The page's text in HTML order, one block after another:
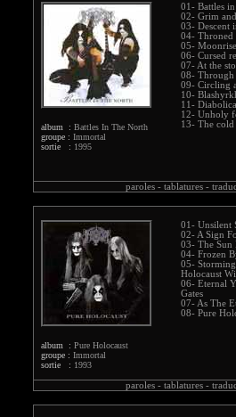
album : Battles In The North
groupe : Immortal
sortie : 1995
01- Battles
02- Grim
03- Descent
04- Throned
05-
06- Cursed
07- At the
08- Through
09- Circling
10-
11-
12- Unholy
13- The
paroles - tablatures -
album : Pure Holocaust
groupe : Immortal
sortie : 1993
01- Unsilent
02- A Sign
03- The Sun
04- Frozen
05-
Holocaust
06- Eternal
Gates
07- As The
08- Pure
paroles - tablatures -